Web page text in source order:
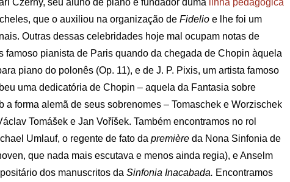
Czerny, seu aluno de piano e fundador duma linha pedagógica
que o auxiliou na organização de Fidelio e lhe foi um
Outras dessas celebridades hoje mal ocupam notas de
famoso pianista de Paris quando da chegada de Chopin àquela
piano do polonês (Op. 11), e de J. P. Pixis, um artista famoso
uma dedicatória de Chopin – aquela da Fantasia sobre
a forma alemã de seus sobrenomes – Tomaschek e Worzischek
Tomášek e Jan Voříšek. Também encontramos no rol
Umlauf, o regente de fato da première da Nona Sinfonia de
que nada mais escutava e menos ainda regia), e Anselm
dos manuscritos da Sinfonia Inacabada. Encontramos